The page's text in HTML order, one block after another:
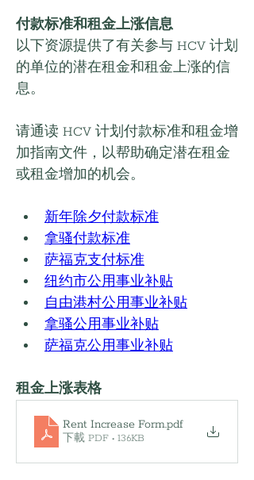
付款标准和租金上涨信息
以下资源提供了有关参与 HCV 计划
的单位的潜在租金和租金上涨的信
息。
请通读 HCV 计划付款标准和租金增
加指南文件，以帮助确定潜在租金
或租金增加的机会。
新年除夕付款标准
拿骚付款标准
萨福克支付标准
纽约市公用事业补贴
自由港村公用事业补贴
拿骚公用事业补贴
萨福克公用事业补贴
租金上涨表格
Rent Increase Form.pdf
下載 PDF • 136KB